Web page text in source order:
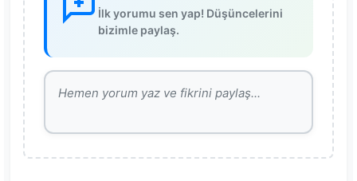
İlk yorumu sen yap! Düşüncelerini
bizimle paylaş.